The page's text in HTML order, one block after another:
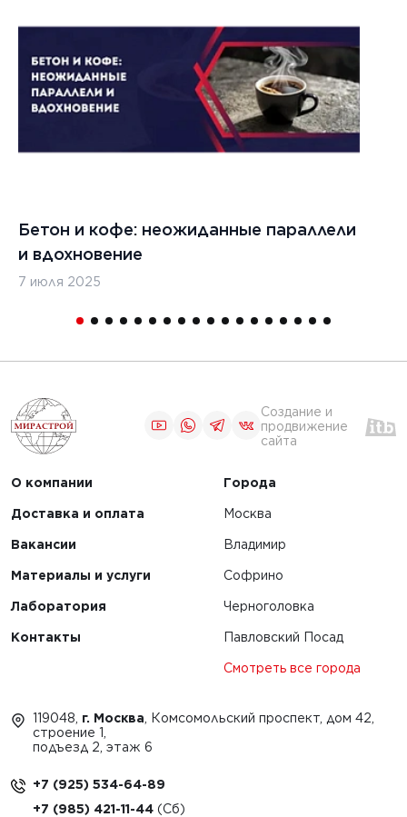
Бетон и кофе: неожиданные параллели
и вдохновение
7 июля 2025
Создание и
продвижение
сайта
О компании
Доставка и оплата
Вакансии
Материалы и услуги
Лаборатория
Контакты
Города
Москва
Владимир
Софрино
Черноголовка
Павловский Посад
Смотреть все города
119048, г. Москва , Комсомольский проспект, дом 42,
строение 1,
подъезд 2, этаж 6
+7 (925) 534-64-89
+7 (985) 421-11-44